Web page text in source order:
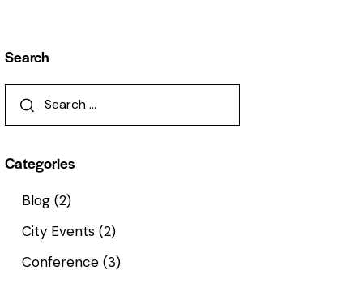
Search
Categories
Blog(2)
City Events(2)
Conference(3)